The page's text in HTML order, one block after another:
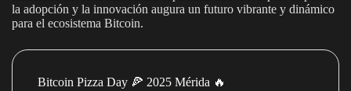
la adopción y la innovación augura un futuro vibrante y dinámico
para el ecosistema Bitcoin.
Bitcoin Pizza Day 🍕 2025 Mérida 🔥